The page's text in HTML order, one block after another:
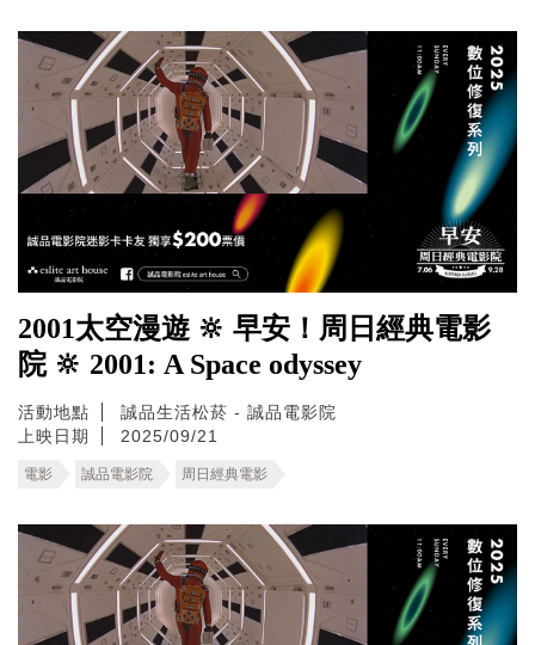
2001太空漫遊 🔆 早安！周日經典電影
院 🔆 2001: A Space odyssey
活動地點
誠品生活松菸 - 誠品電影院
上映日期
2025/09/21
電影 誠品電影院 周日經典電影